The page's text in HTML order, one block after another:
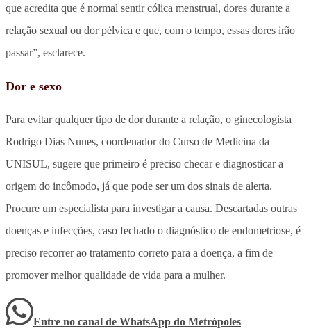
que acredita que é normal sentir cólica menstrual, dores durante a
relação sexual ou dor pélvica e que, com o tempo, essas dores irão
passar”, esclarece.
Dor e sexo
Para evitar qualquer tipo de dor durante a relação, o ginecologista
Rodrigo Dias Nunes, coordenador do Curso de Medicina da
UNISUL, sugere que primeiro é preciso checar e diagnosticar a
origem do incômodo, já que pode ser um dos sinais de alerta.
Procure um especialista para investigar a causa. Descartadas outras
doenças e infecções, caso fechado o diagnóstico de endometriose, é
preciso recorrer ao tratamento correto para a doença, a fim de
promover melhor qualidade de vida para a mulher.
Entre no canal de WhatsApp do Metrópoles